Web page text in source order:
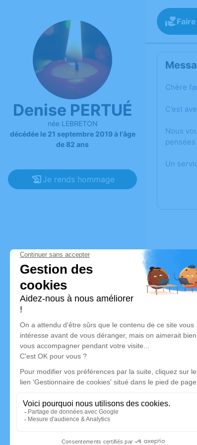
Denise PERTUÉ
née LEBRETON
décédée le 21 septembre 2019 à l'âge
de 82 ans
Je rends hommage
Chère
C’est
Nous
Un